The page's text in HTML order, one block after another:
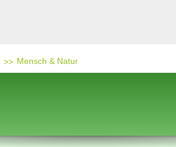
Technik
Mensch & Natur